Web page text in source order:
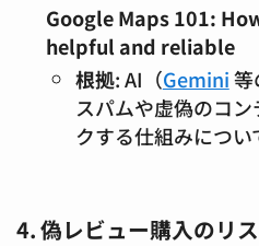
Google Maps 101:
helpful and reliable
根拠: AI（Gemini等
スパムや虚偽のコ
クする仕組みについ
4. 偽レビュー購入のリ